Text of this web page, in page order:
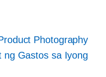
Photography
ng Gastos sa Iyong